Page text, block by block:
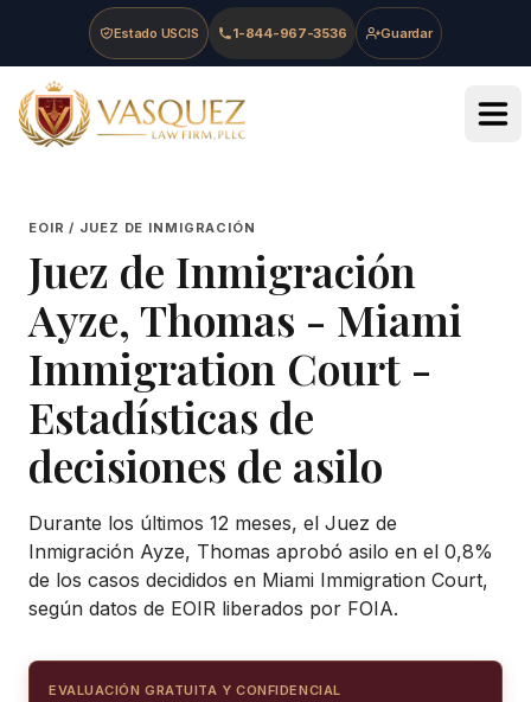
Skip to main content
Skip to navigation
Skip to footer
Estado USCIS 1-844-967-3536 Guardar
Vasquez Law Firm - Home
EOIR / JUEZ DE INMIGRACIÓN
Juez de Inmigración
Ayze, Thomas - Miami
Immigration Court -
Estadísticas de
decisiones de asilo
Durante los últimos 12 meses, el Juez de
Inmigración Ayze, Thomas aprobó asilo en el 0,8%
de los casos decididos en Miami Immigration Court,
según datos de EOIR liberados por FOIA.
EVALUACIÓN GRATUITA Y CONFIDENCIAL